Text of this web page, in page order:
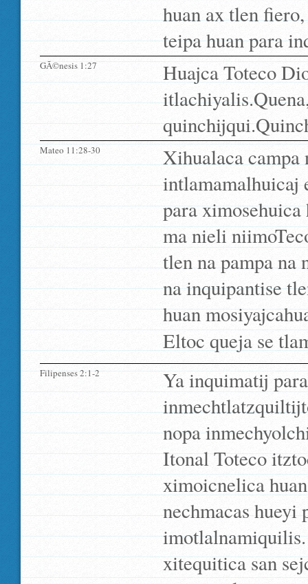
huan ax tlen
teipa huan para
GÃ©nesis 1:27
Huajca Toteco
Mateo 11:28-30
Xihualaca
intlamamalhuicaj
para
ma nieli
tlen na pampa
na inquipantise
huan
Eltoc queja se
Filipenses 2:1-2
Ya inquimatij
nopa
Itonal Toteco
ximoicnelica
nechmacas hueyi
xitequitica san